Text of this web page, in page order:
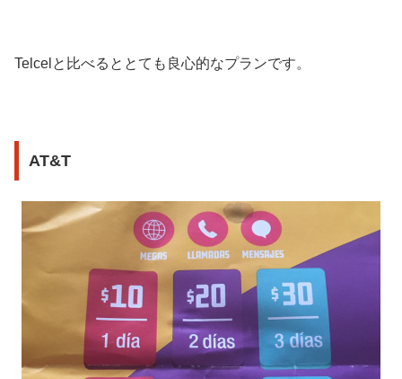
Telcelと比べるととても良心的なプランです。
AT&T